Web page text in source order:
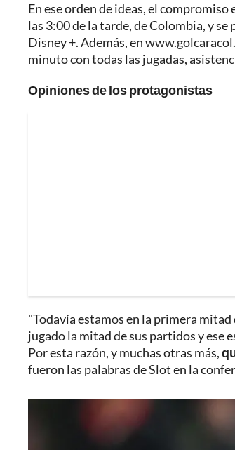
En ese orden de ideas, el
las 3:00 de la tarde, de Colombia, y
Disney +. Además, en
minuto con todas las jugadas,
Opiniones de los protagonistas
"Todavía estamos en la primera
jugado la mitad de sus partidos y ese
Por esta razón, y muchas otras más,
fueron las palabras de Slot en la